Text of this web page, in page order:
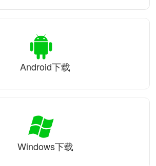
Android下载
Windows下载